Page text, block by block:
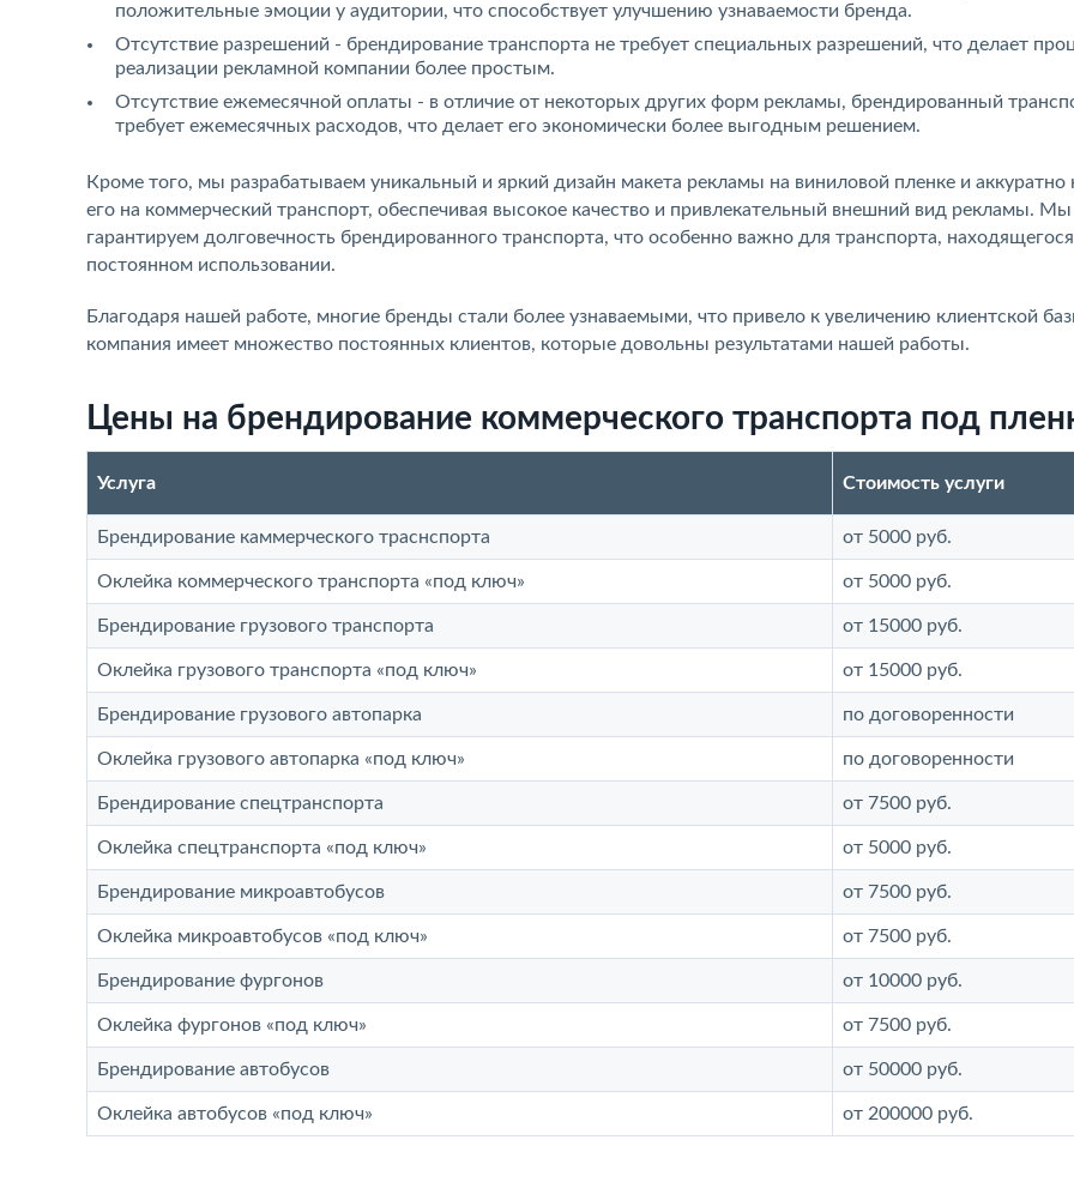
положительные эмоции у аудитории, что способствует улучшению узнаваемости бренда.
Отсутствие разрешений - брендирование транспорта не требует специальных разрешений, что делает
реализации рекламной компании более простым.
Отсутствие ежемесячной оплаты - в отличие от некоторых других форм рекламы, брендированный
требует ежемесячных расходов, что делает его экономически более выгодным решением.
Кроме того, мы разрабатываем уникальный и яркий дизайн макета рекламы на виниловой пленке и аккуратно
его на коммерческий транспорт, обеспечивая высокое качество и привлекательный внешний вид рекламы.
гарантируем долговечность брендированного транспорта, что особенно важно для транспорта,
постоянном использовании.
Благодаря нашей работе, многие бренды стали более узнаваемыми, что привело к увеличению клиентской
компания имеет множество постоянных клиентов, которые довольны результатами нашей работы.
Цены на брендирование коммерческого транспорта под
Услуга Стоимость услуги
Брендирование каммерческого траснспорта от 5000 руб.
Оклейка коммерческого транспорта «под ключ» от 5000 руб.
Брендирование грузового транспорта от 15000 руб.
Оклейка грузового транспорта «под ключ» от 15000 руб.
Брендирование грузового автопарка по договоренности
Оклейка грузового автопарка «под ключ» по договоренности
Брендирование спецтранспорта от 7500 руб.
Оклейка спецтранспорта «под ключ» от 5000 руб.
Брендирование микроавтобусов от 7500 руб.
Оклейка микроавтобусов «под ключ» от 7500 руб.
Брендирование фургонов от 10000 руб.
Оклейка фургонов «под ключ» от 7500 руб.
Брендирование автобусов от 50000 руб.
Оклейка автобусов «под ключ» от 200000 руб.